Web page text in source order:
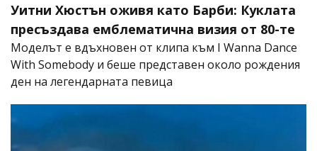
Уитни Хюстън оживя като Барби: Куклата
пресъздава емблематична визия от 80-те
Моделът е вдъхновен от клипа към I Wanna Dance
With Somebody и беше представен около рождения
ден на легендарната певица